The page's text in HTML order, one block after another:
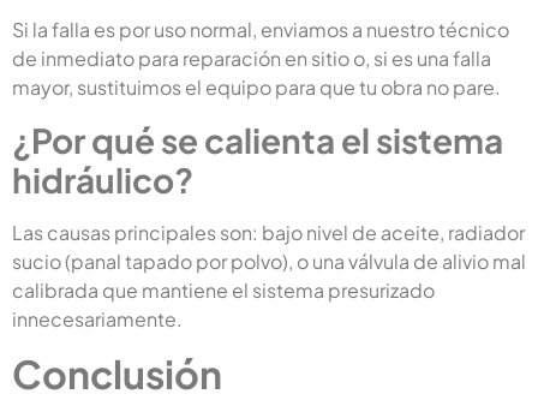
Si la falla es por uso normal, enviamos a nuestro técnico
de inmediato para reparación en sitio o, si es una falla
mayor, sustituimos el equipo para que tu obra no pare.
¿Por qué se calienta el sistema
hidráulico?
Las causas principales son: bajo nivel de aceite, radiador
sucio (panal tapado por polvo), o una válvula de alivio mal
calibrada que mantiene el sistema presurizado
innecesariamente.
Conclusión